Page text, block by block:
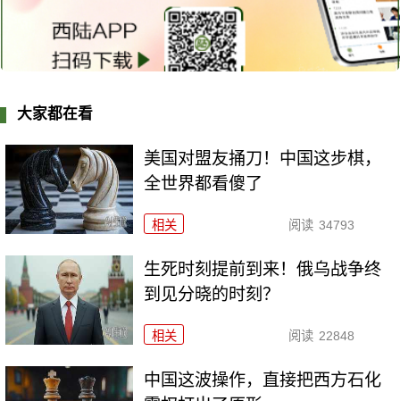
大家都在看
美国对盟友捅刀！中国这步棋，
全世界都看傻了
相关 阅读 34793
生死时刻提前到来！俄乌战争终
到见分晓的时刻？
相关 阅读 22848
中国这波操作，直接把西方石化